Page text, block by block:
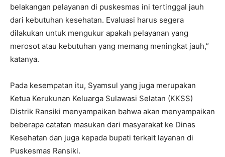
belakangan pelayanan di puskesmas ini tertinggal jauh
dari kebutuhan kesehatan. Evaluasi harus segera
dilakukan untuk mengukur apakah pelayanan yang
merosot atau kebutuhan yang memang meningkat jauh,”
katanya.
Pada kesempatan itu, Syamsul yang juga merupakan
Ketua Kerukunan Keluarga Sulawasi Selatan (KKSS)
Distrik Ransiki menyampaikan bahwa akan menyampaikan
beberapa catatan masukan dari masyarakat ke Dinas
Kesehatan dan juga kepada bupati terkait layanan di
Puskesmas Ransiki.